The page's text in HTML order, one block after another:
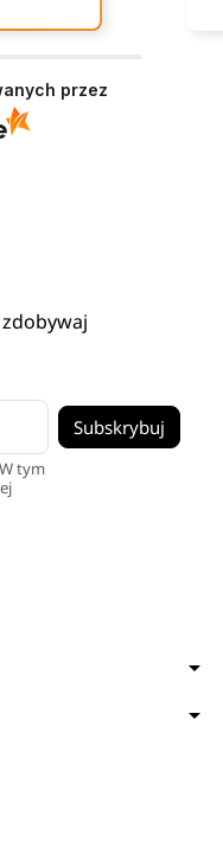
przez
tym
arrow_drop_down
arrow_drop_down